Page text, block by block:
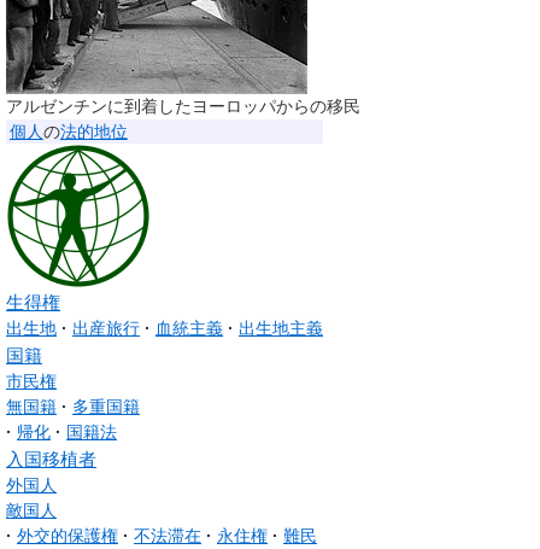
アルゼンチンに到着したヨーロッパからの移民
個人の法的地位
生得権
出生地 出産旅行 血統主義 出生地主義
国籍
市民権
無国籍
多重国籍
帰化
国籍法
入国移植者
外国人
敵国人
外交的保護権
不法滞在 永住権
難民